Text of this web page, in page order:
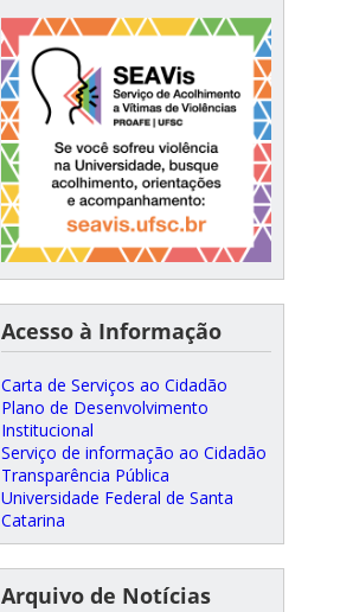
Acesso à Informação
Carta de Serviços ao Cidadão
Plano de Desenvolvimento
Institucional
Serviço de informação ao Cidadão
Transparência Pública
Universidade Federal de Santa
Catarina
Arquivo de Notícias